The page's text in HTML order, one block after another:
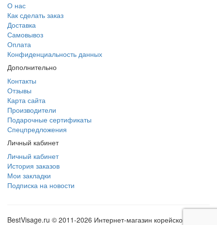
О нас
Как сделать заказ
Доставка
Самовывоз
Оплата
Конфиденциальность данных
Дополнительно
Контакты
Отзывы
Карта сайта
Производители
Подарочные сертификаты
Спецпредложения
Личный кабинет
Личный кабинет
История заказов
Мои закладки
Подписка на новости
BestVisage.ru © 2011-2026 Интернет-магазин корейской